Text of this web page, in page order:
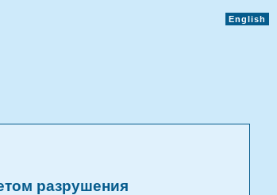
English
разрушения